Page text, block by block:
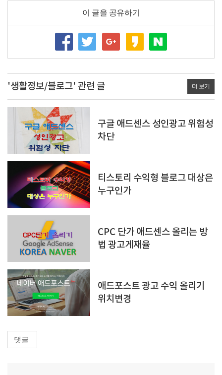
이 글을 공유하기
'생활정보/블로그' 관련 글 더 보기
구글 애드센스 성인광고 위험성
차단
티스토리 수익형 블로그 대상은
누구인가
CPC 단가 애드센스 올리는 방
법 광고게재율
애드포스트 광고 수익 올리기
위치변경
댓글